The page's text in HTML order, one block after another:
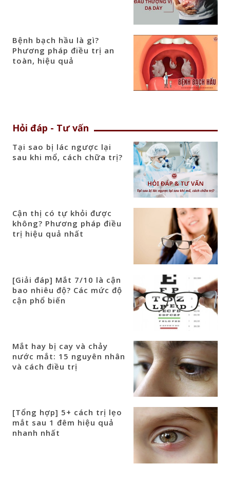
Bệnh bạch hầu là gì?
Phương pháp điều trị an
toàn, hiệu quả
Hỏi đáp - Tư vấn
Tại sao bị lác ngược lại
sau khi mổ, cách chữa trị?
Cận thị có tự khỏi được
không? Phương pháp điều
trị hiệu quả nhất
[Giải đáp] Mắt 7/10 là cận
bao nhiêu độ? Các mức độ
cận phổ biến
Mắt hay bị cay và chảy
nước mắt: 15 nguyên nhân
và cách điều trị
[Tổng hợp] 5+ cách trị lẹo
mắt sau 1 đêm hiệu quả
nhanh nhất